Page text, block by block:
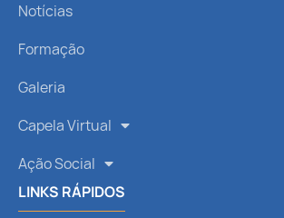
Notícias
Formação
Galeria
Capela Virtual
Ação Social
LINKS RÁPIDOS